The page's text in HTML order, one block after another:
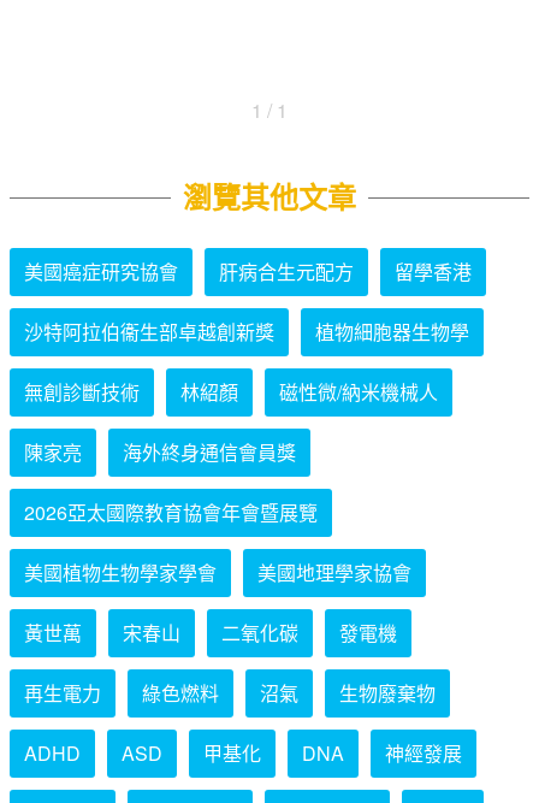
1 / 1
瀏覽其他文章
美國癌症研究協會 肝病合生元配方 留學香港
沙特阿拉伯衞生部卓越創新獎 植物細胞器生物學
無創診斷技術 林紹顏 磁性微/納米機械人
陳家亮 海外終身通信會員獎
2026亞太國際教育協會年會暨展覽
美國植物生物學家學會 美國地理學家協會
黃世萬 宋春山 二氧化碳 發電機
再生電力 綠色燃料 沼氣 生物廢棄物
ADHD ASD 甲基化 DNA 神經發展